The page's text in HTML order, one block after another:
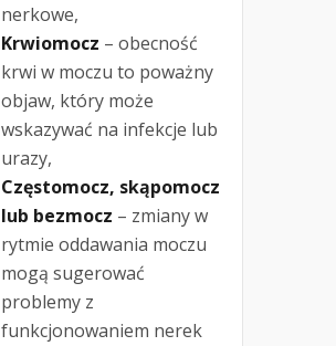
nerkowe,
Krwiomocz – obecność
krwi w moczu to poważny
objaw, który może
wskazywać na infekcje lub
urazy,
Częstomocz, skąpomocz
lub bezmocz – zmiany w
rytmie oddawania moczu
mogą sugerować
problemy z
funkcjonowaniem nerek